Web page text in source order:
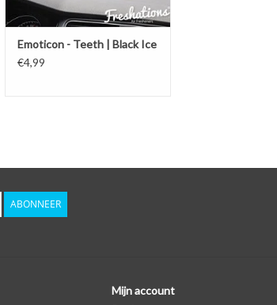
Emoticon - Teeth | Black Ice
€4,99
ABONNEER
Mijn account